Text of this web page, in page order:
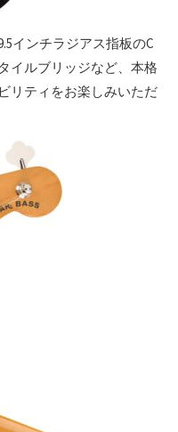
インチラジアス指板のC
イルブリッジなど、本格
リティをお楽しみいただ